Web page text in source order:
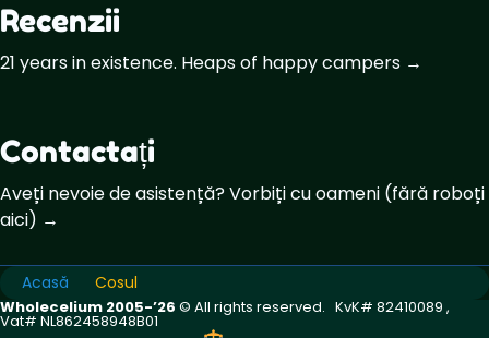
Recenzii
21 years in existence. Heaps of happy campers →
Contactați
Aveți nevoie de asistență? Vorbiți cu oameni (fără roboți
aici) →
Acasă Cosul
Wholecelium 2005-’26 ©️ All rights reserved. KvK# 82410089 ,
Vat# NL862458948B01